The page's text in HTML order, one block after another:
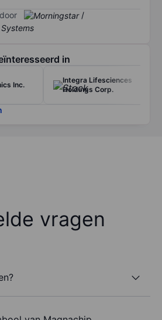
/
in
Inc.
Integra Lifesciences
Holdings Corp.
vragen